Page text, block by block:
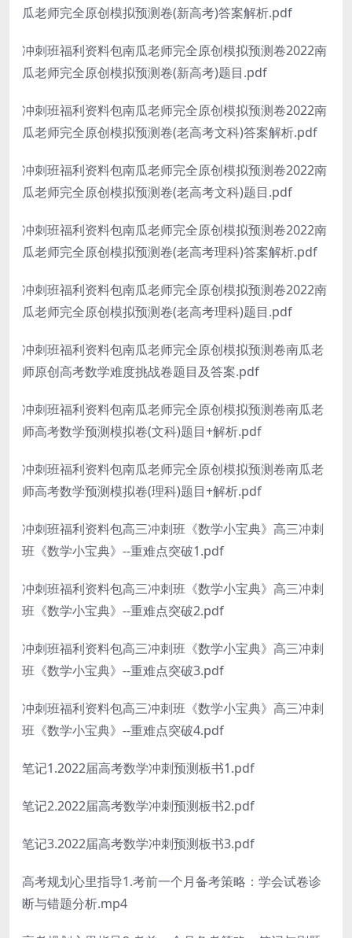
瓜老师完全原创模拟预测卷(新高考)答案解析.pdf
冲刺班福利资料包南瓜老师完全原创模拟预测卷2022南
瓜老师完全原创模拟预测卷(新高考)题目.pdf
冲刺班福利资料包南瓜老师完全原创模拟预测卷2022南
瓜老师完全原创模拟预测卷(老高考文科)答案解析.pdf
冲刺班福利资料包南瓜老师完全原创模拟预测卷2022南
瓜老师完全原创模拟预测卷(老高考文科)题目.pdf
冲刺班福利资料包南瓜老师完全原创模拟预测卷2022南
瓜老师完全原创模拟预测卷(老高考理科)答案解析.pdf
冲刺班福利资料包南瓜老师完全原创模拟预测卷2022南
瓜老师完全原创模拟预测卷(老高考理科)题目.pdf
冲刺班福利资料包南瓜老师完全原创模拟预测卷南瓜老
师原创高考数学难度挑战卷题目及答案.pdf
冲刺班福利资料包南瓜老师完全原创模拟预测卷南瓜老
师高考数学预测模拟卷(文科)题目+解析.pdf
冲刺班福利资料包南瓜老师完全原创模拟预测卷南瓜老
师高考数学预测模拟卷(理科)题目+解析.pdf
冲刺班福利资料包高三冲刺班《数学小宝典》高三冲刺
班《数学小宝典》--重难点突破1.pdf
冲刺班福利资料包高三冲刺班《数学小宝典》高三冲刺
班《数学小宝典》--重难点突破2.pdf
冲刺班福利资料包高三冲刺班《数学小宝典》高三冲刺
班《数学小宝典》--重难点突破3.pdf
冲刺班福利资料包高三冲刺班《数学小宝典》高三冲刺
班《数学小宝典》--重难点突破4.pdf
笔记1.2022届高考数学冲刺预测板书1.pdf
笔记2.2022届高考数学冲刺预测板书2.pdf
笔记3.2022届高考数学冲刺预测板书3.pdf
高考规划心里指导1.考前一个月备考策略：学会试卷诊
断与错题分析.mp4